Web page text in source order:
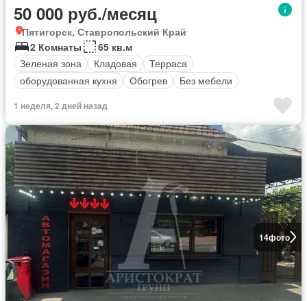
50 000 руб./месяц
Пятигорск, Ставропольский Край
2 Комнаты
65 кв.м
Зеленая зона
Кладовая
Терраса
оборудованная кухня
Обогрев Без мебели
1 неделя, 2 дней назад
14фото